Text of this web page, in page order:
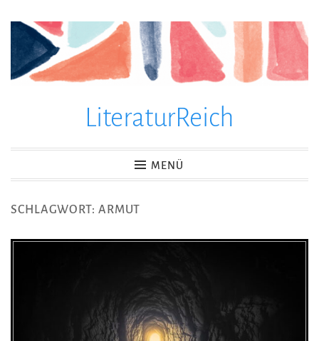
Zum
springen
LiteraturReich
MENÜ
SCHLAGWORT: ARMUT